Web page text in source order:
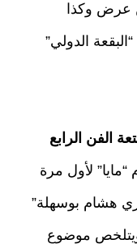
عرض وكذا
الدولي”
الفن الرابع
لأول مرة
هشام بوسهلة”
موضوع